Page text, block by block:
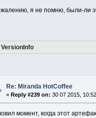
я не помню, были-ли
VersionInfo
Re: Miranda HotCoffee
«Reply #239 on: 30 07 2015,
момент, когда этот